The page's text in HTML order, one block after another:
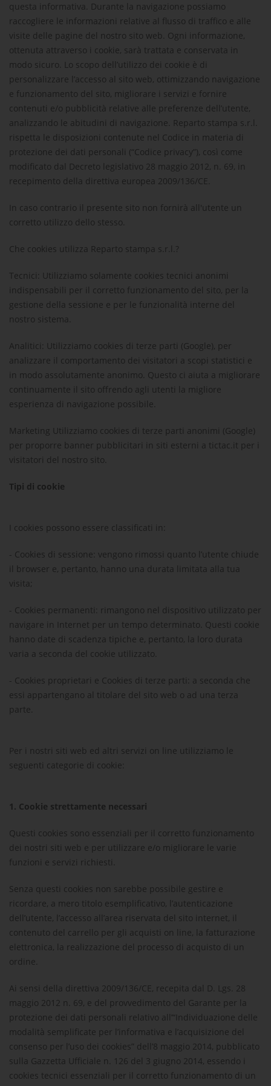
questa informativa. Durante la navigazione possiamo
raccogliere le informazioni relative al flusso di traffico e alle
visite delle pagine del nostro sito web. Ogni informazione,
ottenuta attraverso i cookie, sarà trattata e conservata in
modo sicuro. Lo scopo dell’utilizzo dei cookie è di
personalizzare l’accesso al sito web, ottimizzando navigazione
e funzionamento del sito, migliorare i servizi e fornire
contenuti e/o pubblicità relative alle preferenze dell’utente,
analizzando le abitudini di navigazione. Reparto stampa s.r.l.
rispetta le disposizioni contenute nel Codice in materia di
protezione dei dati personali (“Codice privacy”), così come
modificato dal Decreto legislativo 28 maggio 2012, n. 69, in
recepimento della direttiva europea 2009/136/CE.
In caso contrario il presente sito non fornirà all'utente un
corretto utilizzo dello stesso.
Che cookies utilizza Reparto stampa s.r.l. ?
Tecnici:
Utilizziamo solamente cookies tecnici anonimi
indispensabili per il corretto funzionamento del sito, per la
gestione della sessione e per le funzionalità interne del
nostro sistema.
Analitici:
Utilizziamo cookies di terze parti (Google), per
analizzare il comportamento dei visitatori a scopi statistici e
in modo assolutamente anonimo. Questo ci aiuta a migliorare
continuamente il sito offrendo agli utenti la migliore
esperienza di navigazione possibile.
Marketing Utilizziamo cookies di terze parti anonimi (Google)
per proporre banner pubblicitari in siti esterni a tictac.it per i
visitatori del nostro sito.
Tipi di cookie
I cookies possono essere classificati in:
- Cookies di sessione : vengono rimossi quanto l’utente chiude
il browser e, pertanto, hanno una durata limitata alla tua
visita;
- Cookies permanenti
: rimangono nel dispositivo utilizzato per
navigare in Internet per un tempo determinato. Questi cookie
hanno date di scadenza tipiche e, pertanto, la loro durata
varia a seconda del cookie utilizzato.
- Cookies proprietari e Cookies di terze parti
: a seconda che
essi appartengano al titolare del sito web o ad una terza
parte.
Per i nostri siti web ed altri servizi on line utilizziamo le
seguenti categorie di cookie:
1. Cookie strettamente necessari
Questi cookies sono essenziali per il corretto funzionamento
dei nostri siti web e per utilizzare e/o migliorare le varie
funzioni e servizi richiesti.
Senza questi cookies non sarebbe possibile gestire e
ricordare, a mero titolo esemplificativo, l’autenticazione
dell’utente, l’accesso all’area riservata del sito internet, il
contenuto del carrello per gli acquisti on line, la fatturazione
elettronica, la realizzazione del processo di acquisto di un
ordine.
Ai sensi della direttiva 2009/136/CE, recepita dal D. Lgs. 28
maggio 2012 n. 69, e del provvedimento del Garante per la
protezione dei dati personali relativo all’“Individuazione delle
modalità semplificate per l’informativa e l’acquisizione del
consenso per l’uso dei cookies” dell’8 maggio 2014, pubblicato
sulla Gazzetta Ufficiale n. 126 del 3 giugno 2014, essendo i
cookies tecnici essenziali per il corretto funzionamento di un